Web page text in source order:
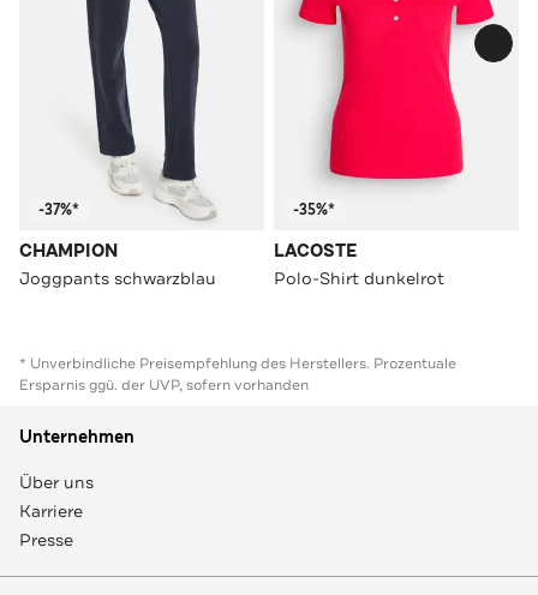
-37%*
CHAMPION
Joggpants schwarzblau
-35%*
LACOSTE
Polo-Shirt dunkelrot
* Unverbindliche Preisempfehlung des Herstellers. Prozentuale
Ersparnis ggü. der UVP, sofern vorhanden
Unternehmen
Über uns
Karriere
Presse